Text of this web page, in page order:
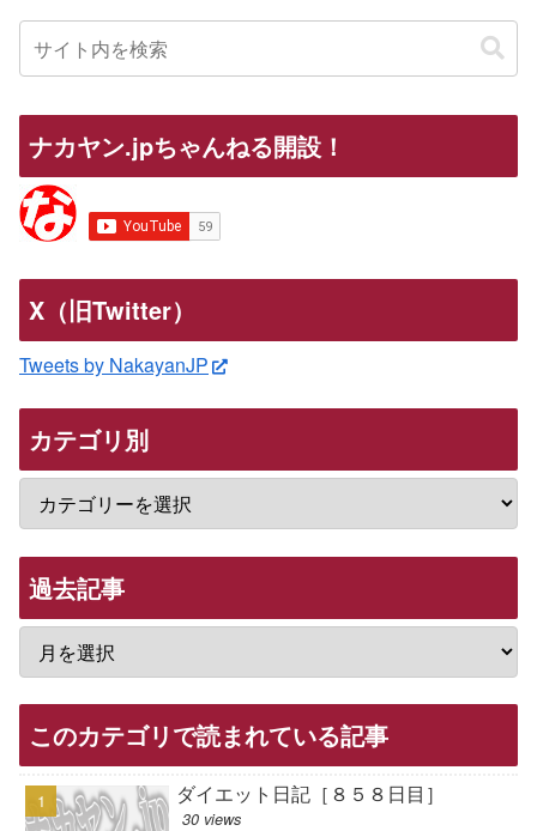
ナカヤン.jpちゃんねる開設！
X（旧Twitter）
Tweets by NakayanJP
カテゴリ別
過去記事
このカテゴリで読まれている記事
ダイエット日記［８５８日目］
30 views